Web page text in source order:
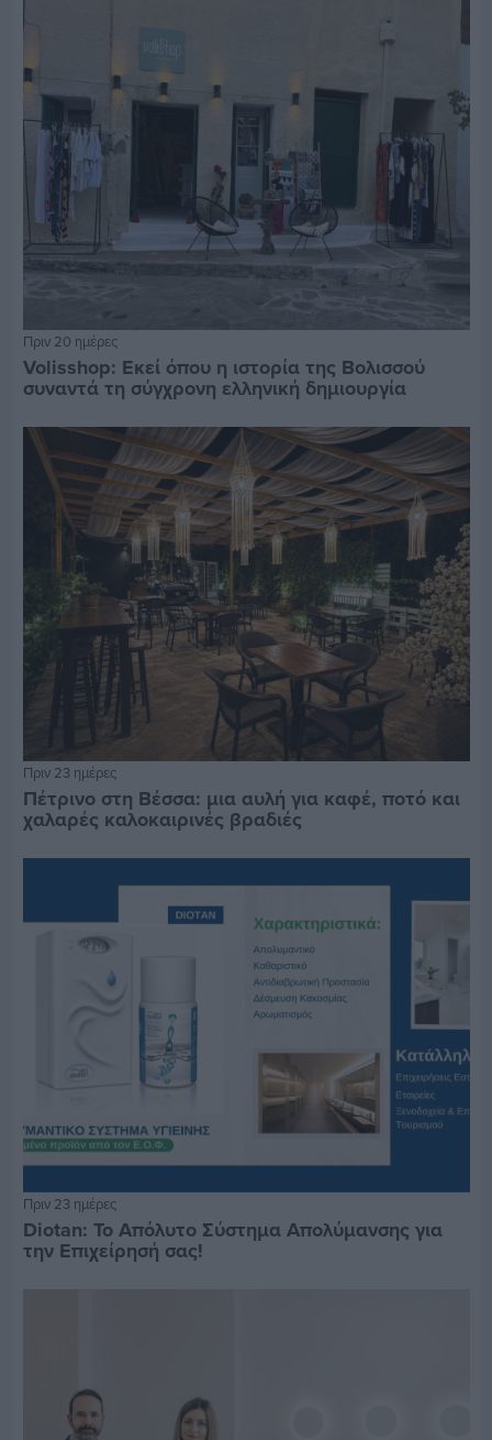
Πριν 20 ημέρες
Volisshop: Εκεί όπου η ιστορία της Βολισσού
συναντά τη σύγχρονη ελληνική δημιουργία
Πριν 23 ημέρες
Πέτρινο στη Βέσσα: μια αυλή για καφέ, ποτό και
χαλαρές καλοκαιρινές βραδιές
Πριν 23 ημέρες
Diotan: Το Απόλυτο Σύστημα Απολύμανσης για
την Επιχείρησή σας!